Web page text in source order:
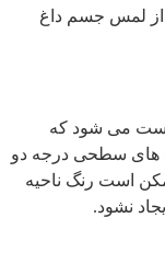
لمس جسم داغ
می شود که
های سطحی درجه دو
و ممکن است رنگ ناحیه
نشود.